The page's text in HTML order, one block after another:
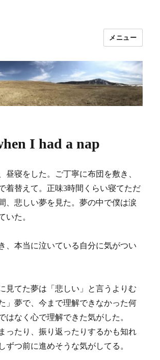
メニュー
I had a nap
昼寝をした。ご丁寧に布団を敷き、
着替えて。正味3時間くらい寝てただ
、悲しい夢を見た。夢の中で僕は涙
いた。
、本当に泣いている自分に気がつい
見てた夢は「悲しい」と言うよりむ
」夢で、今まで理解できなかった何
はなく心で理解できた気がした。
ったり、振り返ったりするかも知れ
ずつ前に進めそうな気がしてる。